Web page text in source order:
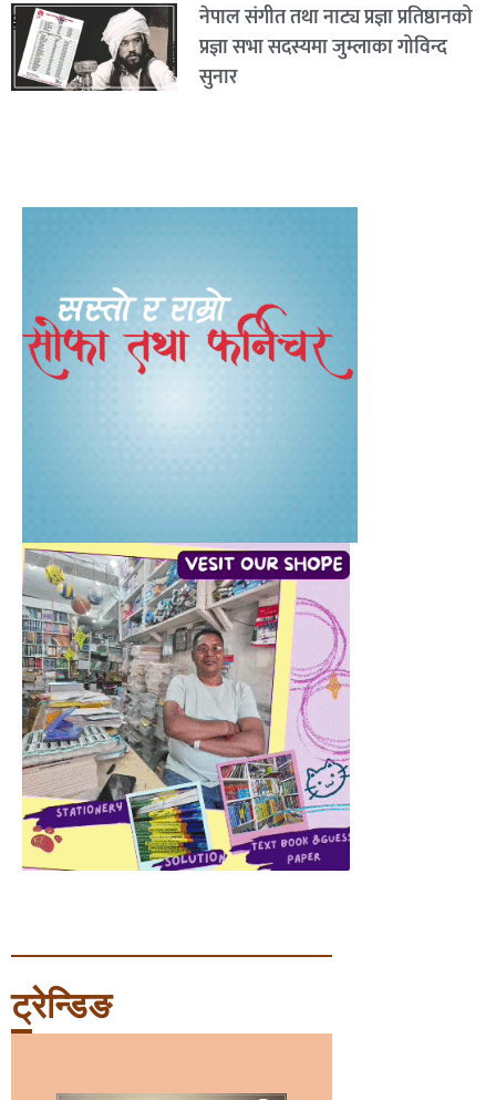
नेपाल संगीत तथा नाट्य प्रज्ञा प्रतिष्ठानको
प्रज्ञा सभा सदस्यमा जुम्लाका गोविन्द
सुनार
ट्रेन्डिङ